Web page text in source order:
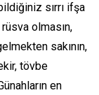
sırrı ifşa
olmasın,
sakının,
tövbe
en